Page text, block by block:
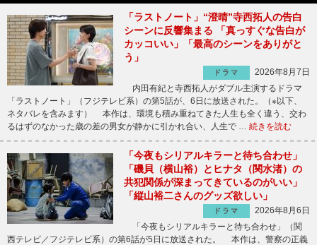
「ラストノート」“澄晴”寺西拓人の告白
シーンに反響集まる 「真っすぐな告白が
カッコいい」「最高のシーンをありがと
う」
ドラマ
2026年8月7日
内田有紀と寺西拓人がダブル主演するドラマ
「ラストノート」（フジテレビ系）の第5話が、6日に放送された。（※以下、
ネタバレを含みます） 本作は、環境も積み重ねてきた人生も全く違う、交わ
るはずのなかった歳の差の男女が静かに引かれ合い、人生で … 続きを読む
「今夜もシリアルキラーと待ち合わせ」
「磯貝（横山裕）とヒナタ（関水渚）の
共犯関係が深まってきているのがいい」
「縦山裕二さんのグッズ欲しい」
ドラマ
2026年8月6日
「今夜もシリアルキラーと待ち合わせ」（関
西テレビ／フジテレビ系）の第6話が5日に放送された。 本作は、警察の正義